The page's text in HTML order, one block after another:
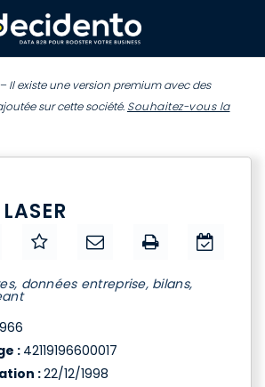
Il existe une version premium avec des
sur cette société. Souhaitez-vous la
données entreprise, bilans,
: 42119196600017
:22/12/1998